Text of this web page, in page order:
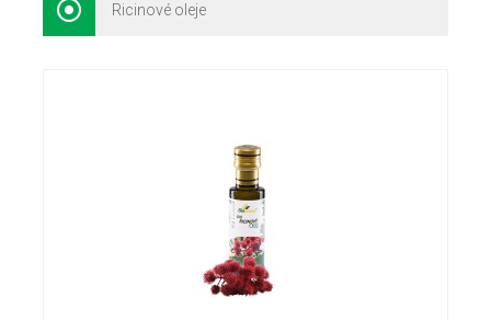
Ricinové oleje